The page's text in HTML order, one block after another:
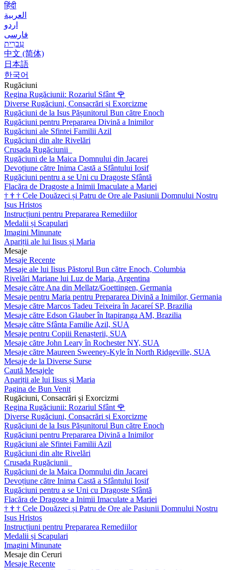
हिंदी
العربية
اردو
فارسی
עִברִית
中文 (简体)
日本語
한국어
Rugăciuni
Regina Rugăciunii: Rozariul Sfânt 🌹
Diverse Rugăciuni, Consacrări și Exorcizme
Rugăciuni de la Isus Pășunitorul Bun către Enoch
Rugăciuni pentru Prepararea Divină a Inimilor
Rugăciuni ale Sfintei Familii Azil
Rugăciuni din alte Rivelări
Crusada Rugăciunii
Rugăciuni de la Maica Domnului din Jacarei
Devoțiune către Inima Castă a Sfântului Iosif
Rugăciuni pentru a se Uni cu Dragoste Sfântă
Flacăra de Dragoste a Inimii Imaculate a Mariei
† † † Cele Douăzeci și Patru de Ore ale Pasiunii Domnului Nostru
Isus Hristos
Instrucțiuni pentru Prepararea Remediilor
Medalii și Scapulari
Imagini Minunate
Apariții ale lui Iisus și Maria
Mesaje
Mesaje Recente
Mesaje ale lui Iisus Păstorul Bun către Enoch, Columbia
Rivelări Mariane lui Luz de Maria, Argentina
Mesaje către Ana din Mellatz/Goettingen, Germania
Mesaje pentru Maria pentru Prepararea Divină a Inimilor, Germania
Mesaje către Marcos Tadeu Teixeira în Jacareí SP, Brazilia
Mesaje către Edson Glauber în Itapiranga AM, Brazilia
Mesaje către Sfânta Familie Azil, SUA
Mesaje pentru Copiii Renașterii, SUA
Mesaje către John Leary în Rochester NY, SUA
Mesaje către Maureen Sweeney-Kyle în North Ridgeville, SUA
Mesaje de la Diverse Surse
Caută Mesajele
Apariții ale lui Iisus și Maria
Pagina de Bun Venit
Rugăciuni, Consacrări și Exorcizmi
Regina Rugăciunii: Rozariul Sfânt 🌹
Diverse Rugăciuni, Consacrări și Exorcizme
Rugăciuni de la Isus Pășunitorul Bun către Enoch
Rugăciuni pentru Prepararea Divină a Inimilor
Rugăciuni ale Sfintei Familii Azil
Rugăciuni din alte Rivelări
Crusada Rugăciunii
Rugăciuni de la Maica Domnului din Jacarei
Devoțiune către Inima Castă a Sfântului Iosif
Rugăciuni pentru a se Uni cu Dragoste Sfântă
Flacăra de Dragoste a Inimii Imaculate a Mariei
† † † Cele Douăzeci și Patru de Ore ale Pasiunii Domnului Nostru
Isus Hristos
Instrucțiuni pentru Prepararea Remediilor
Medalii și Scapulari
Imagini Minunate
Mesaje din Ceruri
Mesaje Recente